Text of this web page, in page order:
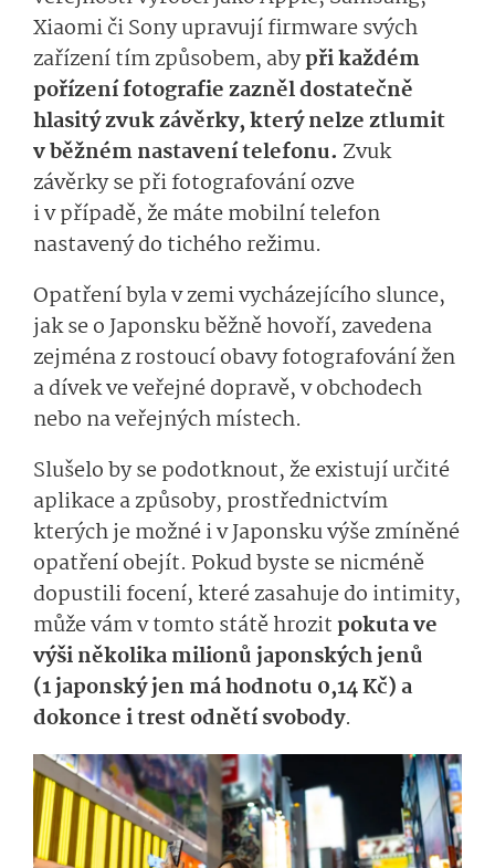
Xiaomi či Sony upravují firmware svých
zařízení tím způsobem, abypři každém
pořízení fotografie zazněl dostatečně
hlasitý zvuk závěrky, který nelze ztlumit
v běžném nastavení telefonu. Zvuk
závěrky se při fotografování ozve
i v případě, že máte mobilní telefon
nastavený do tichého režimu.
Opatření byla v zemi vycházejícího slunce,
jak se o Japonsku běžně hovoří, zavedena
zejména z rostoucí obavy fotografování žen
a dívek ve veřejné dopravě, v obchodech
nebo na veřejných místech.
Slušelo by se podotknout, že existují určité
aplikace a způsoby, prostřednictvím
kterých je možné i v Japonsku výše zmíněné
opatření obejít. Pokud byste se nicméně
dopustili focení, které zasahuje do intimity,
může vám v tomto státě hrozitpokuta ve
výši několika milionů japonských jenů
(1 japonský jen má hodnotu 0,14 Kč) a
dokonce i trest odnětí svobody.